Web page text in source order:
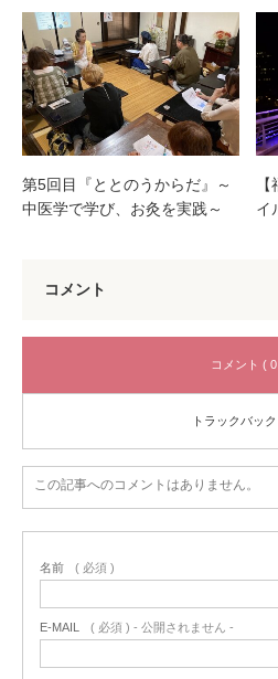
第5回目『ととのうからだ』～
中医学で学び、お灸を実践～
イ
コメント
コメント (
トラックバッ
この記事へのコメントはありません。
名前 ( 必須 )
E-MAIL ( 必須 ) - 公開されません -